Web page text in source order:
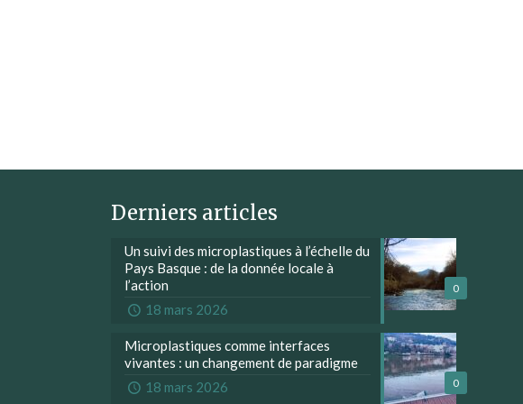
Derniers articles
0
Un suivi des microplastiques à l’échelle du
Pays Basque : de la donnée locale à
l’action
18 mars 2026
0
Microplastiques comme interfaces
vivantes : un changement de paradigme
18 mars 2026